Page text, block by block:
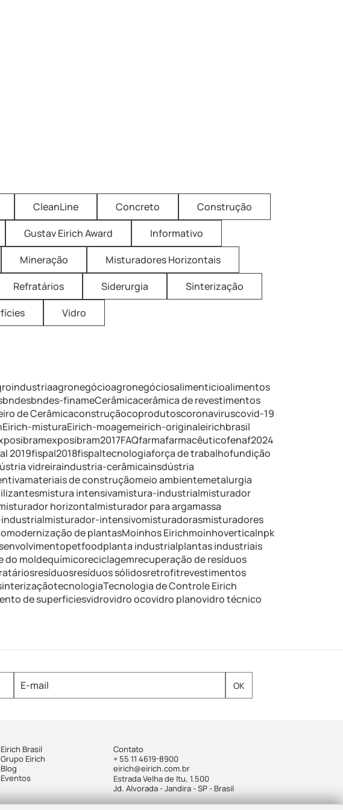
CleanLine Concreto
Construção
Gustav Eirich Award
Informativo
Mineração
Misturadores Horizontais
Refratários Siderurgia
Sinterização
Vidro
agronegócioagronegóciosalimenticioalimentos
bndesbndes-finameCerâmicacerâmica de revestimentos
de Cerâmicaconstruçãocoprodutoscoronaviruscovid-19
Eirich-misturaEirich-moagemeirich-originaleirichbrasil
exposibram2017FAQfarmafarmacêuticofenaf2024
2019fispal2018fispaltecnologiaforça de trabalhofundição
vidreiraindustria-cerâmicainsdústria
materiais de construçãomeio ambientemetalurgia
mistura intensivamistura-industrialmisturador
horizontalmisturador para argamassa
misturador-intensivomisturadorasmisturadores
modernização de plantasMoinhos Eirichmoinhoverticalnpk
petfoodplanta industrialplantas industriais
do moldequímicoreciclagemrecuperação de resíduos
resíduosresíduos sólidosretrofitrevestimentos
tecnologiaTecnologia de Controle Eirich
de superficiesvidrovidro ocovidro planovidro técnico
Eirich Brasil
Grupo Eirich
Blog
Eventos
Contato
+ 55 11 4619-8900
eirich@eirich.com.br
Estrada Velha de Itu, 1.500
Jd. Alvorada - Jandira - SP - Brasil